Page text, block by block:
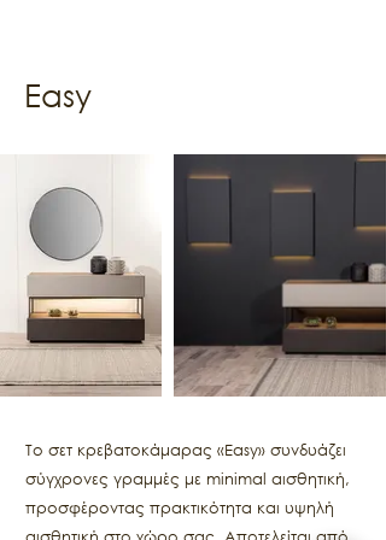
Easy
Το σετ κρεβατοκάμαρας «Easy» συνδυάζει
σύγχρονες γραμμές με minimal αισθητική,
προσφέροντας πρακτικότητα και υψηλή